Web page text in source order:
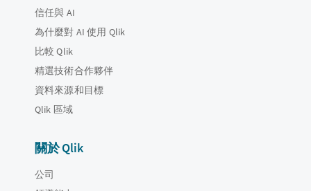
信任與 AI
為什麼對 AI 使用 Qlik
比較 Qlik
精選技術合作夥伴
資料來源和目標
Qlik 區域
關於 Qlik
公司